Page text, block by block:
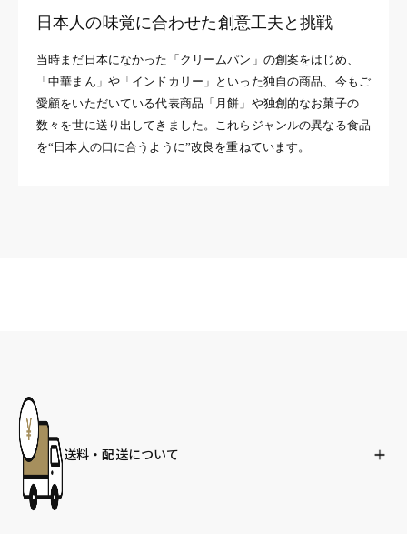
日本人の味覚に合わせた創意工夫と挑戦
当時まだ日本になかった「クリームパン」の創案をはじめ、
「中華まん」や「インドカリー」といった独自の商品、今もご
愛顧をいただいている代表商品「月餅」や独創的なお菓子の
数々を世に送り出してきました。これらジャンルの異なる食品
を“日本人の口に合うように”改良を重ねています。
送料・配送について